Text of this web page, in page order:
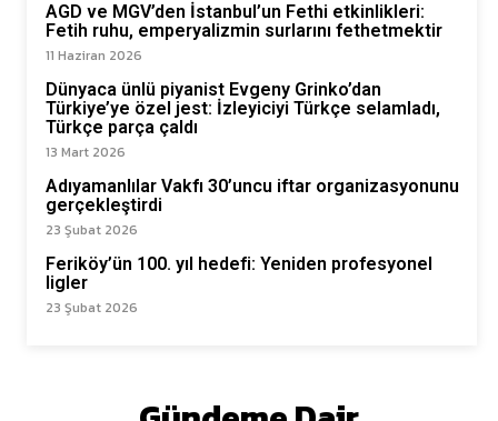
AGD ve MGV’den İstanbul’un Fethi etkinlikleri:
Fetih ruhu, emperyalizmin surlarını fethetmektir
11 Haziran 2026
Dünyaca ünlü piyanist Evgeny Grinko’dan
Türkiye’ye özel jest: İzleyiciyi Türkçe selamladı,
Türkçe parça çaldı
13 Mart 2026
Adıyamanlılar Vakfı 30’uncu iftar organizasyonunu
gerçekleştirdi
23 Şubat 2026
Feriköy’ün 100. yıl hedefi: Yeniden profesyonel
ligler
23 Şubat 2026